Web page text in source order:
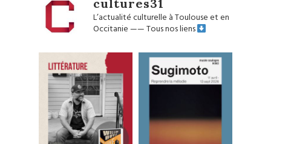
cultures31
L’actualité culturelle à Toulouse et en
Occitanie——Tous nos liens